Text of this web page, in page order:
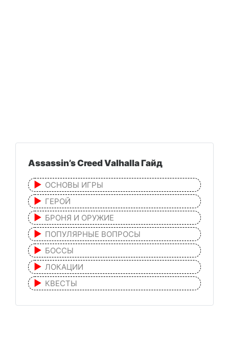
Assassin’s Creed Valhalla Гайд
ОСНОВЫ ИГРЫ
ГЕРОЙ
БРОНЯ И ОРУЖИЕ
ПОПУЛЯРНЫЕ ВОПРОСЫ
БОССЫ
ЛОКАЦИИ
КВЕСТЫ